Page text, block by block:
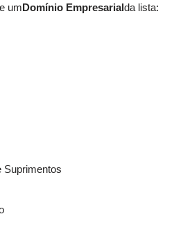
umDomínio Empresarialda lista:
Suprimentos